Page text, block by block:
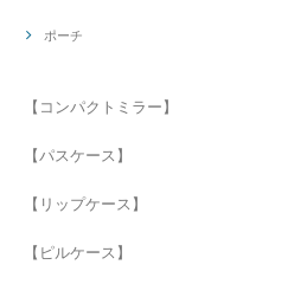
ポーチ
【コンパクトミラー】
【パスケース】
【リップケース】
【ピルケース】